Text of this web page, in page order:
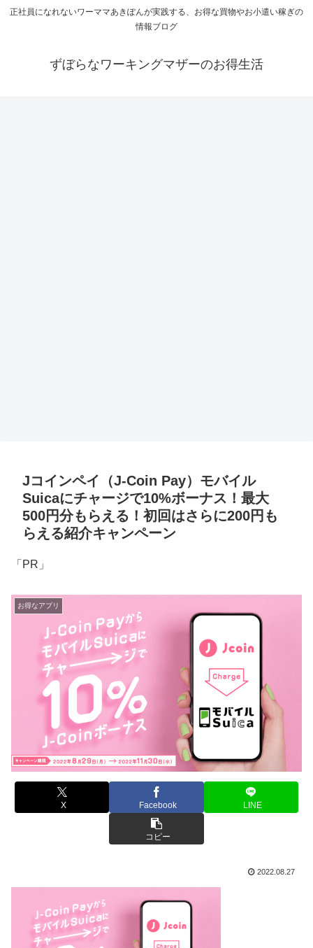
正社員になれないワーママあきぽんが実践する、お得な買物やお小遣い稼ぎの
情報ブログ
ずぼらなワーキングマザーのお得生活
Jコインペイ（J-Coin Pay）モバイル
Suicaにチャージで10%ボーナス！最大
500円分もらえる！初回はさらに200円も
らえる紹介キャンペーン
「PR」
お得なアプリ
X Facebook LINE
コピー
2022.08.27